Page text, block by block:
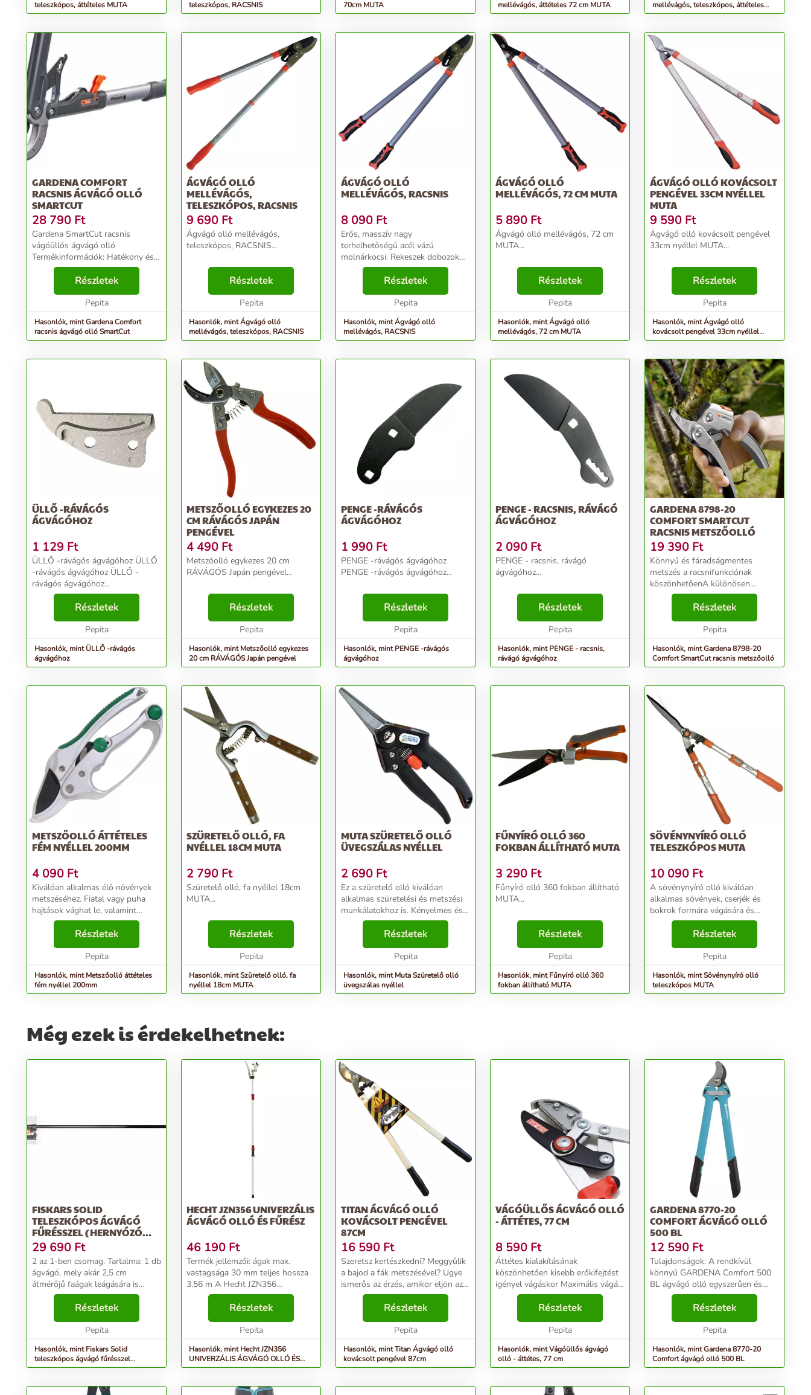
teleszkópos, áttételes MUTA
teleszkópos, RACSNIS
70cm MUTA
mellévágós, áttételes 72 cm MUTA
mellévágós, teleszkópos, áttételes
MUTA
GARDENA COMFORT
RACSNIS ÁGVÁGÓ OLLÓ
SMARTCUT
28 790 Ft
Gardena SmartCut racsnis
vágóüllős ágvágó olló
Termékinformációk: Hatékony és
egyszerű használat a
racsnifunkciónak köszönhetően. A
GARDENA Comfort SmartCut
racsnis ágvágó olló rendkívül
Részletek
Pepita
Hasonlók, mint Gardena Comfort
racsnis ágvágó olló SmartCut
ÁGVÁGÓ OLLÓ
MELLÉVÁGÓS,
TELESZKÓPOS, RACSNIS
9 690 Ft
Ágvágó olló mellévágós,
teleszkópos, RACSNIS...
Részletek
Pepita
Hasonlók, mint Ágvágó olló
mellévágós, teleszkópos, RACSNIS
ÁGVÁGÓ OLLÓ
MELLÉVÁGÓS, RACSNIS
8 090 Ft
Erős, masszív nagy
terhelhetőségű acél vázú
molnárkocsi. Rekeszek dobozok
vagy nagyobb súlyú tárgyak
mozgatásához. Gumírozott
kézvédős fogantyú a biztonságos
használat érdekében. Súlya: 10
Részletek
Pepita
Hasonlók, mint Ágvágó olló
mellévágós, RACSNIS
ÁGVÁGÓ OLLÓ
MELLÉVÁGÓS, 72 CM MUTA
5 890 Ft
Ágvágó olló mellévágós, 72 cm
MUTA...
Részletek
Pepita
Hasonlók, mint Ágvágó olló
mellévágós, 72 cm MUTA
ÁGVÁGÓ OLLÓ KOVÁCSOLT
PENGÉVEL 33CM NYÉLLEL
MUTA
9 590 Ft
Ágvágó olló kovácsolt pengével
33cm nyéllel MUTA...
Részletek
Pepita
Hasonlók, mint Ágvágó olló
kovácsolt pengével 33cm nyéllel
MUTA
ÜLLŐ -RÁVÁGÓS
ÁGVÁGÓHOZ
1 129 Ft
ÜLLŐ -rávágós ágvágóhoz ÜLLŐ
-rávágós ágvágóhoz ÜLLŐ -
rávágós ágvágóhoz...
Részletek
Pepita
Hasonlók, mint ÜLLŐ -rávágós
ágvágóhoz
METSZŐOLLÓ EGYKEZES 20
CM RÁVÁGÓS JAPÁN
PENGÉVEL
4 490 Ft
Metszőolló egykezes 20 cm
RÁVÁGÓS Japán pengével...
Részletek
Pepita
Hasonlók, mint Metszőolló egykezes
20 cm RÁVÁGÓS Japán pengével
PENGE -RÁVÁGÓS
ÁGVÁGÓHOZ
1 990 Ft
PENGE -rávágós ágvágóhoz
PENGE -rávágós ágvágóhoz...
Részletek
Pepita
Hasonlók, mint PENGE -rávágós
ágvágóhoz
PENGE - RACSNIS, RÁVÁGÓ
ÁGVÁGÓHOZ
2 090 Ft
PENGE - racsnis, rávágó
ágvágóhoz...
Részletek
Pepita
Hasonlók, mint PENGE - racsnis,
rávágó ágvágóhoz
GARDENA 8798-20
COMFORT SMARTCUT
RACSNIS METSZŐOLLÓ
19 390 Ft
Könnyű és fáradságmentes
metszés a racsnifunkciónak
köszönhetőenA különösen
kényelmesen és hatékonyan
használható GARDENA Comfort
SmartCut racsnis metszőolló
segítségével a keményebb ágak és
Részletek
Pepita
Hasonlók, mint Gardena 8798-20
Comfort SmartCut racsnis metszőolló
METSZŐOLLÓ ÁTTÉTELES
FÉM NYÉLLEL 200MM
4 090 Ft
Kiválóan alkalmas élő növények
metszéséhez. Fiatal vagy puha
hajtások vághat le, valamint
fásodott kerti bokrokat és
sövényeket is metszhet vele.
Méret:20cm...
Részletek
Pepita
Hasonlók, mint Metszőolló áttételes
fém nyéllel 200mm
SZÜRETELŐ OLLÓ, FA
NYÉLLEL 18CM MUTA
2 790 Ft
Szüretelő olló, fa nyéllel 18cm
MUTA...
Részletek
Pepita
Hasonlók, mint Szüretelő olló, fa
nyéllel 18cm MUTA
MUTA SZÜRETELŐ OLLÓ
ÜVEGSZÁLAS NYÉLLEL
2 690 Ft
Ez a szüretelő olló kiválóan
alkalmas szüretelési és metszési
munkálatokhoz is. Kényelmes és
biztonságos egykezes
munkavégzést garantál az
Részletek
Pepita
Hasonlók, mint Muta Szüretelő olló
üvegszálas nyéllel
FŰNYÍRÓ OLLÓ 360
FOKBAN ÁLLÍTHATÓ MUTA
3 290 Ft
Fűnyíró olló 360 fokban állítható
MUTA...
Részletek
Pepita
Hasonlók, mint Fűnyíró olló 360
fokban állítható MUTA
SÖVÉNYNYÍRÓ OLLÓ
TELESZKÓPOS MUTA
10 090 Ft
A sövénynyíró olló kiválóan
alkalmas sövények, cserjék és
bokrok formára vágására és
visszavágására....
Részletek
Pepita
Hasonlók, mint Sövénynyíró olló
teleszkópos MUTA
Még ezek is érdekelhetnek:
FISKARS SOLID
TELESZKÓPOS ÁGVÁGÓ
FŰRÉSSZEL (HERNYÓZÓ
OLLÓ)
29 690 Ft
2 az 1-ben csomag. Tartalma: 1 db
ágvágó, mely akár 2,5 cm
átmérőjű faágak leágására is
ideális. Rozsdamentes acél pengéi
sokáig élesek maradnak.
Alaphosszúsága 1,85 m, a
maximális, kihúzott hosszúság...
Részletek
Pepita
Hasonlók, mint Fiskars Solid
teleszkópos ágvágó fűrésszel
(hernyózó olló)
HECHT JZN356 UNIVERZÁLIS
ÁGVÁGÓ OLLÓ ÉS FŰRÉSZ
46 190 Ft
Termék jellemzői: ágak max.
vastagsága 30 mm teljes hossza
3.56 m A Hecht JZN356
Univerzális ágvágó egy minőségi,
praktikus kerti eszköz, melynek
segítségével könnyedén
formázhatja növényeinek...
Részletek
Pepita
Hasonlók, mint Hecht JZN356
UNIVERZÁLIS ÁGVÁGÓ OLLÓ ÉS
FŰRÉSZ
TITAN ÁGVÁGÓ OLLÓ
KOVÁCSOLT PENGÉVEL
87CM
16 590 Ft
Szeretsz kertészkedni? Meggyűlik
a bajod a fák metszésével? Ugye
ismerős az érzés, amikor eljön az
ideje a gyümölcsfák metszésének
és a vastag ágak lenyisszantásába
beleizzadsz, hiszen olyan
Részletek
Pepita
Hasonlók, mint Titan Ágvágó olló
kovácsolt pengével 87cm
VÁGÓÜLLŐS ÁGVÁGÓ OLLÓ
- ÁTTÉTES, 77 CM
8 590 Ft
Áttétes kialakításának
köszönhetően kisebb erőkifejtést
igényel vágáskor Maximális vágási
vastagság: 44 mm Kényelmes
markolattal Vágóüllős ágvágó
olló - áttétes, 77 cm Tedd rendbe
udvarodban, ker...
Részletek
Pepita
Hasonlók, mint Vágóüllős ágvágó
olló - áttétes, 77 cm
GARDENA 8770-20
COMFORT ÁGVÁGÓ OLLÓ
500 BL
12 590 Ft
Tulajdonságok: A rendkívül
könnyű GARDENA Comfort 500
BL ágvágó olló egyszerűen és
hatékonyan használható zöld ágak
metszéséhez. Az, új
szabadalmaztatott fogas
áttételnek köszönhetően a
Részletek
Pepita
Hasonlók, mint Gardena 8770-20
Comfort ágvágó olló 500 BL